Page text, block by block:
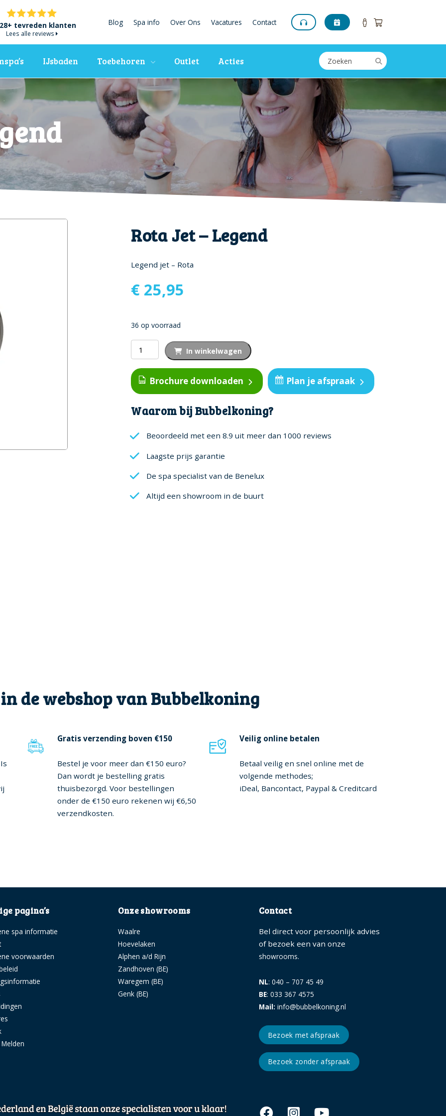
tevreden klanten
Lees alle reviews
Blog Spa info Over Ons Vacatures Contact
IJsbaden Toebehoren Outlet Acties
Rota Jet – Legend
Legend jet – Rota
€ 25,95
36 op voorraad
Rota
Jet
-
Legend
aantal
In winkelwagen
Brochure downloaden Plan je afspraak
Waarom bij Bubbelkoning?
Beoordeeld met een 8.9 uit meer dan 1000 reviews
Laagste prijs garantie
De spa specialist van de Benelux
Altijd een showroom in de buurt
de webshop van Bubbelkoning
Gratis verzending boven €150
Bestel je voor meer dan €150 euro?
Dan wordt je bestelling gratis
thuisbezorgd. Voor bestellingen
onder de €150 euro rekenen wij €6,50
verzendkosten.
Veilig online betalen
Betaal veilig en snel online met de
volgende methodes;
iDeal, Bancontact, Paypal & Creditcard
Onze showrooms
Waalre
Hoevelaken
Alphen a/d Rijn
Zandhoven (BE)
Waregem (BE)
Genk (BE)
pagina’s
spa informatie
voorwaarden
Contact
Bel direct voor persoonlijk advies
of bezoek een van onze
showrooms.
NL: 040 – 707 45 49
BE: 033 367 4575
Mail: info@bubbelkoning.nl
Bezoek met afspraak
Bezoek zonder afspraak